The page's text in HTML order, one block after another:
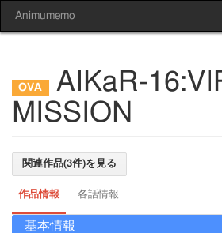
Animumemo
AIKaR-
MISSION
関連作品(3件)を見る
作品情報 各話情報
基本情報